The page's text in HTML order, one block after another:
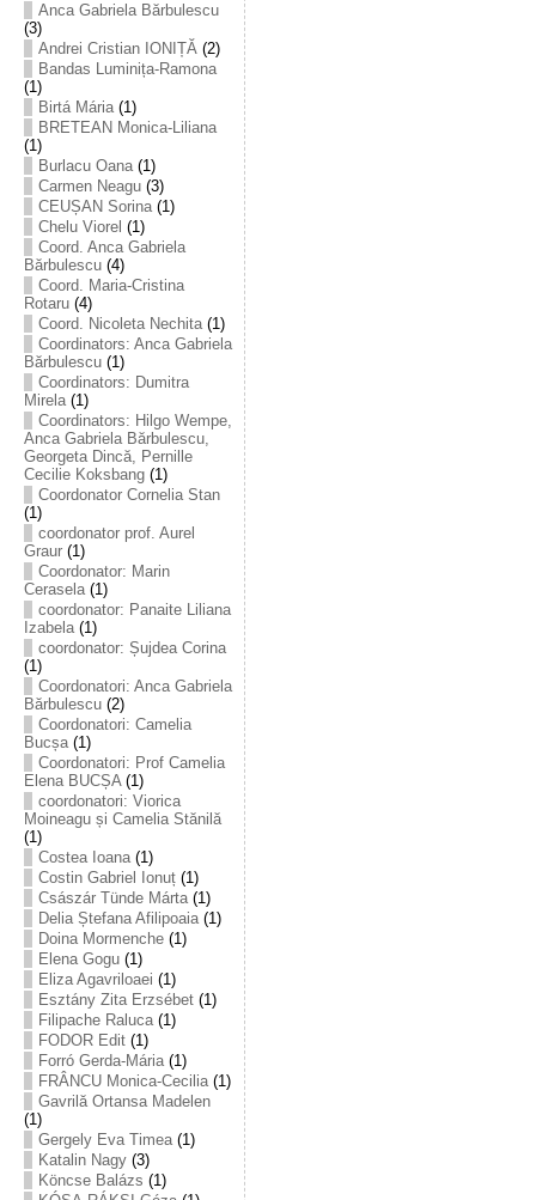
Anca Gabriela Bărbulescu
(3)
Andrei Cristian IONIȚĂ(2)
Bandas Luminița-Ramona
(1)
Birtá Mária(1)
BRETEAN Monica-Liliana
(1)
Burlacu Oana(1)
Carmen Neagu(3)
CEUȘAN Sorina(1)
Chelu Viorel (1)
Coord. Anca Gabriela
Bărbulescu(4)
Coord. Maria-Cristina
Rotaru(4)
Coord. Nicoleta Nechita(1)
Coordinators: Anca Gabriela
Bărbulescu(1)
Coordinators: Dumitra
Mirela(1)
Coordinators: Hilgo Wempe,
Anca Gabriela Bărbulescu,
Georgeta Dincă, Pernille
Cecilie Koksbang(1)
Coordonator Cornelia Stan
(1)
coordonator prof. Aurel
Graur(1)
Coordonator: Marin
Cerasela(1)
coordonator: Panaite Liliana
Izabela(1)
coordonator: Șujdea Corina
(1)
Coordonatori: Anca Gabriela
Bărbulescu(2)
Coordonatori: Camelia
Bucșa(1)
Coordonatori: Prof Camelia
Elena BUCȘA(1)
coordonatori: Viorica
Moineagu și Camelia Stănilă
(1)
Costea Ioana(1)
Costin Gabriel Ionuț(1)
Császár Tünde Márta(1)
Delia Ștefana Afilipoaia(1)
Doina Mormenche(1)
Elena Gogu(1)
Eliza Agavriloaei (1)
Esztány Zita Erzsébet(1)
Filipache Raluca(1)
FODOR Edit(1)
Forró Gerda-Mária(1)
FRÂNCU Monica-Cecilia(1)
Gavrilă Ortansa Madelen
(1)
Gergely Eva Timea(1)
Katalin Nagy(3)
Köncse Balázs (1)